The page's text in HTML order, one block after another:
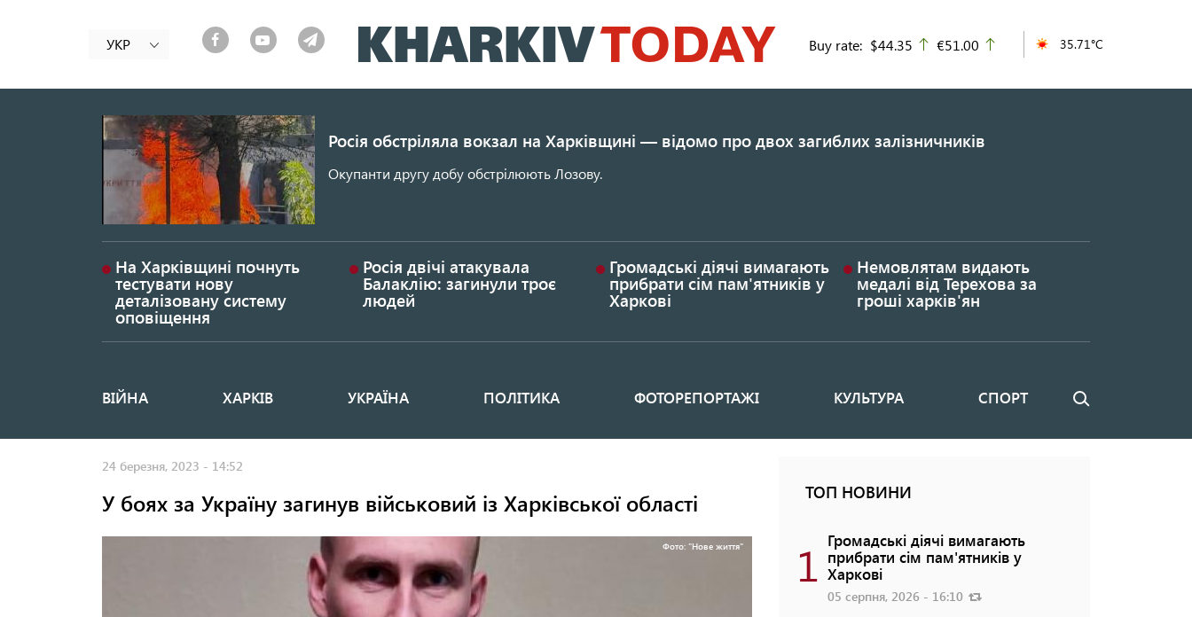
до
основного
УКР Buy rate: $44.35 up
€51.00 35.71°C
Росія обстріляла вокзал на Харківщині — відомо про двох загиблих залізничників
Окупанти другу добу обстрілюють Лозову.
На Харківщині почнуть
тестувати нову
деталізовану систему
оповіщення
Росія двічі атакувала
Балаклію: загинули троє
людей
Громадські діячі вимагають
прибрати сім пам'ятників у
Харкові
Немовлятам видають
медалі від Терехова за
гроші харків'ян
Основная
ВІЙНА ХАРКІВ УКРАЇНА ПОЛІТИКА ФОТОРЕПОРТАЖІ КУЛЬТУРА СПОРТ Пошук
24 березня, 2023 - 14:52
У боях за Україну загинув військовий із Харківської області
Фото: "Нове життя"
ТОП НОВИНИ
1 Громадські діячі вимагають
прибрати сім пам'ятників у
Харкові
05 серпня, 2026 - 16:10